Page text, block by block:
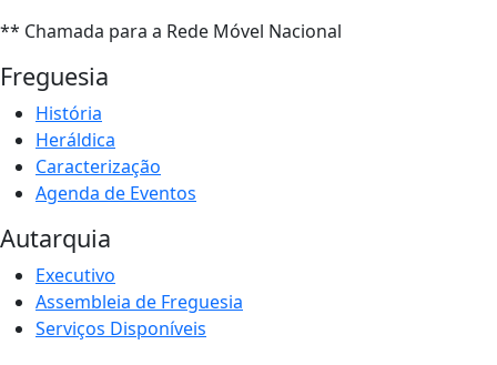
** Chamada para a Rede Móvel Nacional
Freguesia
História
Heráldica
Caracterização
Agenda de Eventos
Autarquia
Executivo
Assembleia de Freguesia
Serviços Disponíveis